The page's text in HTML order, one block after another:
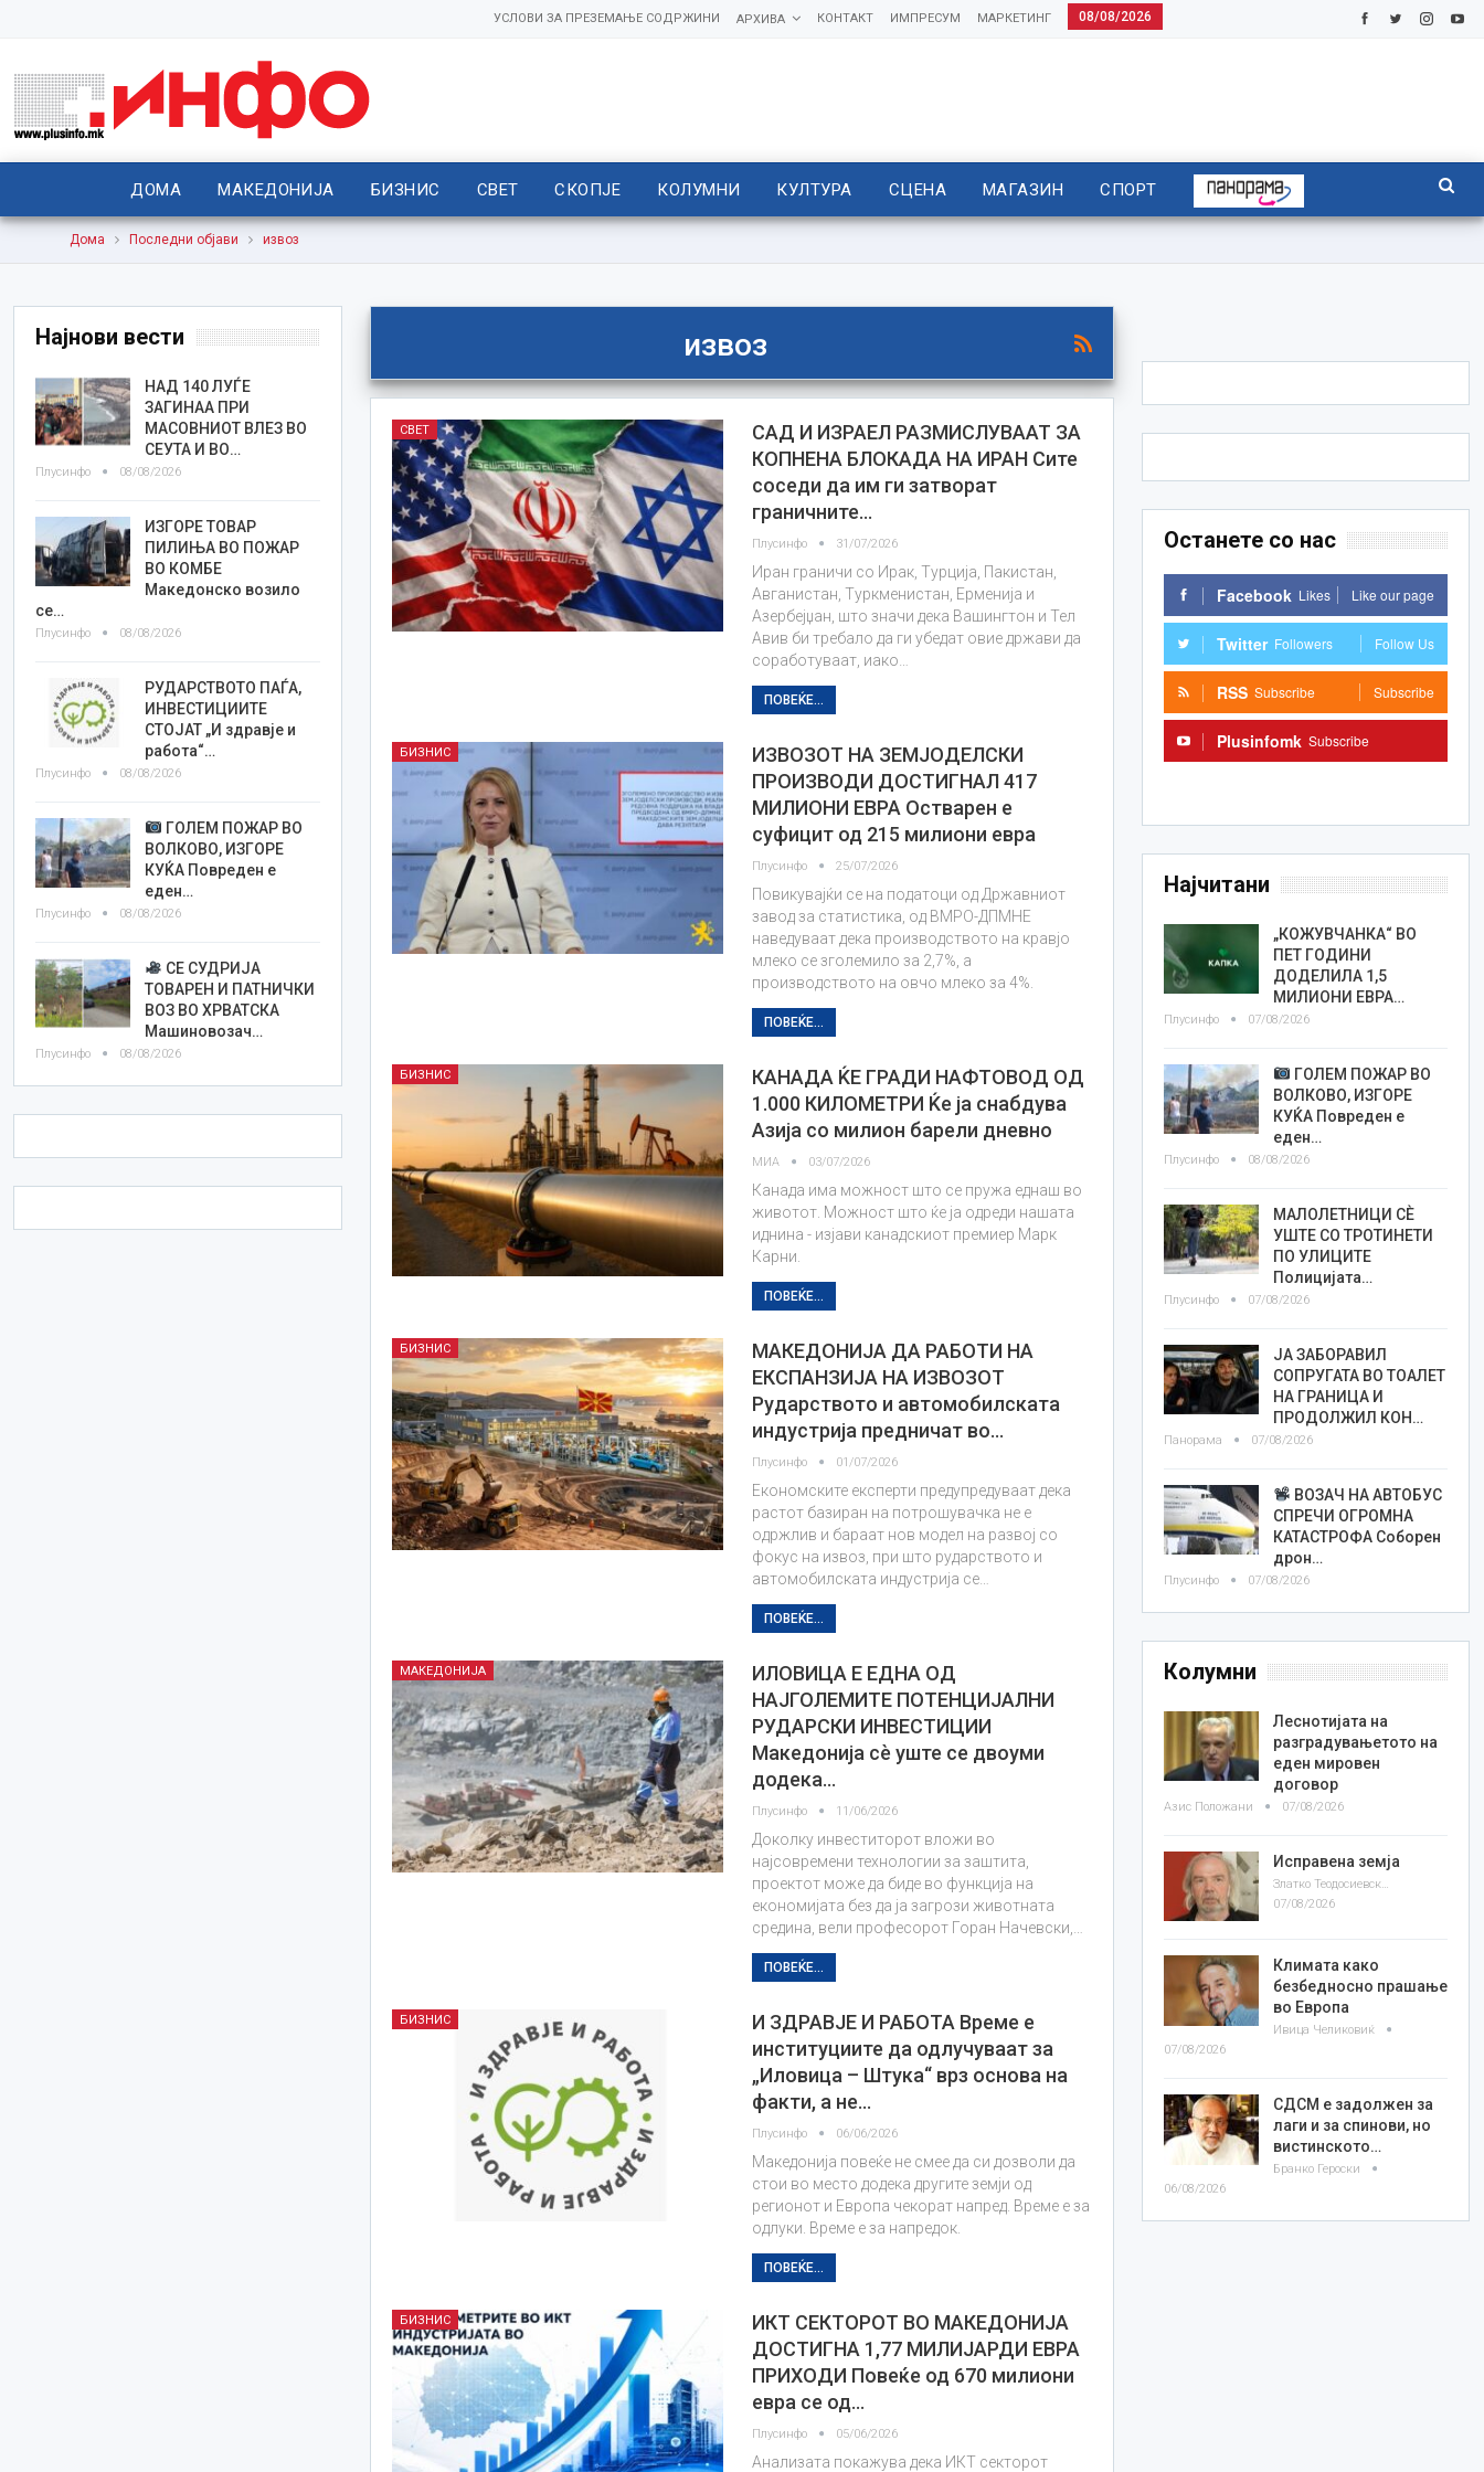
08/08/2026
МАРКЕТИНГ
ИМПРЕСУМ
КОНТАКТ
АРХИВА
УСЛОВИ ЗА ПРЕЗЕМАЊЕ СОДРЖИНИ
ДОМА МАКЕДОНИЈА БИЗНИС СВЕТ СКОПЈЕ КОЛУМНИ КУЛТУРА СЦЕНА МАГАЗИН СПОРТ
Дома Последни објави извоз
извоз
СВЕТ
САД И ИЗРАЕЛ РАЗМИСЛУВААТ ЗА
КОПНЕНА БЛОКАДА НА ИРАН Сите
соседи да им ги затворат
граничните…
Плусинфо 31/07/2026
Иран граничи со Ирак, Турција, Пакистан,
Авганистан, Туркменистан, Ерменија и
Азербејџан, што значи дека Вашингтон и Тел
Авив би требало да ги убедат овие држави да
соработуваат, иако…
ПОВЕЌЕ...
БИЗНИС
ИЗВОЗОТ НА ЗЕМЈОДЕЛСКИ
ПРОИЗВОДИ ДОСТИГНАЛ 417
МИЛИОНИ ЕВРА Остварен е
суфицит од 215 милиони евра
Плусинфо 25/07/2026
Повикувајќи се на податоци од Државниот
завод за статистика, од ВМРО-ДПМНЕ
наведуваат дека производството на кравјо
млеко се зголемило за 2,7%, а
производството на овчо млеко за 4%.
ПОВЕЌЕ...
БИЗНИС
КАНАДА ЌЕ ГРАДИ НАФТОВОД ОД
1.000 КИЛОМЕТРИ Ќе ја снабдува
Азија со милион барели дневно
МИА 03/07/2026
Канада има можност што се пружа еднаш во
животот. Можност што ќе ја одреди нашата
иднина - изјави канадскиот премиер Марк
Карни.
ПОВЕЌЕ...
БИЗНИС
МАКЕДОНИЈА ДА РАБОТИ НА
ЕКСПАНЗИЈА НА ИЗВОЗОТ
Рударството и автомобилската
индустрија предничат во…
Плусинфо 01/07/2026
Економските експерти предупредуваат дека
растот базиран на потрошувачка не е
одржлив и бараат нов модел на развој со
фокус на извоз, при што рударството и
автомобилската индустрија се…
ПОВЕЌЕ...
МАКЕДОНИЈА
ИЛОВИЦА Е ЕДНА ОД
НАЈГОЛЕМИТЕ ПОТЕНЦИЈАЛНИ
РУДАРСКИ ИНВЕСТИЦИИ
Македонија сè уште се двоуми
додека…
Плусинфо 11/06/2026
Доколку инвеститорот вложи во
најсовремени технологии за заштита,
проектот може да биде во функција на
економијата без да ја загрози животната
средина, вели професорот Горан Начевски,…
ПОВЕЌЕ...
БИЗНИС
И ЗДРАВЈЕ И РАБОТА Време е
институциите да одлучуваат за
„Иловица – Штука“ врз основа на
факти, а не…
Плусинфо 06/06/2026
Македонија повеќе не смее да си дозволи да
стои во место додека другите земји од
регионот и Европа чекорат напред. Време е за
одлуки. Време е за напредок.
ПОВЕЌЕ...
БИЗНИС
ИКТ СЕКТОРОТ ВО МАКЕДОНИЈА
ДОСТИГНА 1,77 МИЛИЈАРДИ ЕВРА
ПРИХОДИ Повеќе од 670 милиони
евра се од…
Плусинфо 05/06/2026
Анализата покажува дека ИКТ секторот
Останете со нас
Facebook Likes Like our page
Twitter Followers Follow Us
RSS Subscribe Subscribe
Plusinfomk Subscribe
Најчитани
„КОЖУВЧАНКА“ ВО
ПЕТ ГОДИНИ
ДОДЕЛИЛА 1,5
МИЛИОНИ ЕВРА…
Плусинфо 07/08/2026
ГОЛЕМ ПОЖАР ВО
ВОЛКОВО, ИЗГОРЕ
КУЌА Повреден е
еден…
Плусинфо 08/08/2026
МАЛОЛЕТНИЦИ СÈ
УШТЕ СО ТРОТИНЕТИ
ПО УЛИЦИТЕ
Полицијата…
Плусинфо 07/08/2026
ЈА ЗАБОРАВИЛ
СОПРУГАТА ВО ТОАЛЕТ
НА ГРАНИЦА И
ПРОДОЛЖИЛ КОН…
Панорама 07/08/2026
ВОЗАЧ НА АВТОБУС
СПРЕЧИ ОГРОМНА
КАТАСТРОФА Соборен
дрон…
Плусинфо 07/08/2026
Колумни
Леснотијата на
разградувањетото на
еден мировен
договор
Азис Положани 07/08/2026
Исправена земја
Златко Теодосиевски
07/08/2026
Климата како
безбедносно прашање
во Европа
Ивица Челиковиќ
07/08/2026
СДСМ е задолжен за
лаги и за спинови, но
вистинското…
Бранко Героски
06/08/2026
Најнови вести
НАД 140 ЛУЃЕ
ЗАГИНАА ПРИ
МАСОВНИОТ ВЛЕЗ ВО
СЕУТА И ВО…
Плусинфо 08/08/2026
ИЗГОРЕ ТОВАР
ПИЛИЊА ВО ПОЖАР
ВО КОМБЕ
Македонско возило
се…
Плусинфо 08/08/2026
РУДАРСТВОТО ПАЃА,
ИНВЕСТИЦИИТЕ
СТОЈАТ „И здравје и
работа“…
Плусинфо 08/08/2026
ГОЛЕМ ПОЖАР ВО
ВОЛКОВО, ИЗГОРЕ
КУЌА Повреден е
еден…
Плусинфо 08/08/2026
СЕ СУДРИЈА
ТОВАРЕН И ПАТНИЧКИ
ВОЗ ВО ХРВАТСКА
Машиновозач…
Плусинфо 08/08/2026